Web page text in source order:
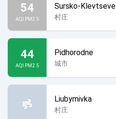
54
AQI PM2.5
Sursko-Klevtseve
村庄
44
AQI PM2.5
Pidhorodne
城市
Liubymivka
村庄